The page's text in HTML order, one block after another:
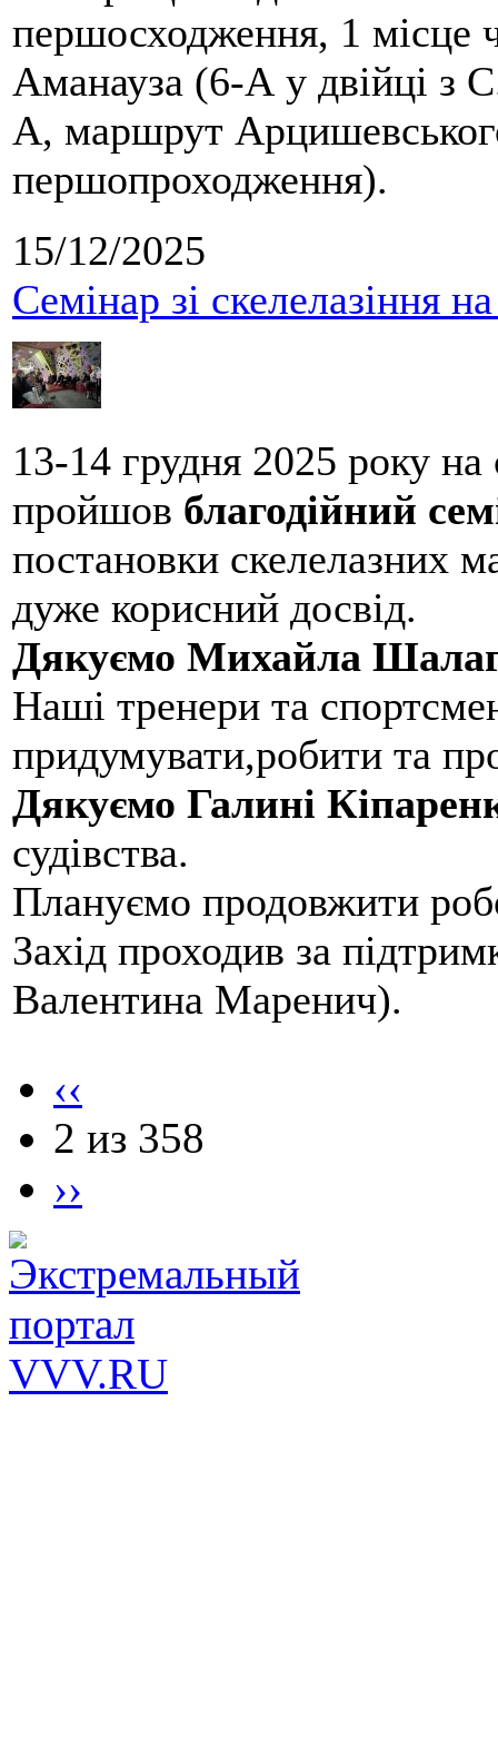
першосходження, 1 місце
Аманауза (6-А у двійці з
А, маршрут
першопроходження).
15/12/2025
Семінар зі скелелазіння
13-14 грудня 2025 року
пройшов благодійний
постановки скелелазних
дуже корисний досвід.
Дякуємо Михайла
Наші тренери та
придумувати,робити та
Дякуємо Галині
судівства.
Плануємо продовжити
Захід проходив за
Валентина Маренич).
‹‹
2 из 358
››